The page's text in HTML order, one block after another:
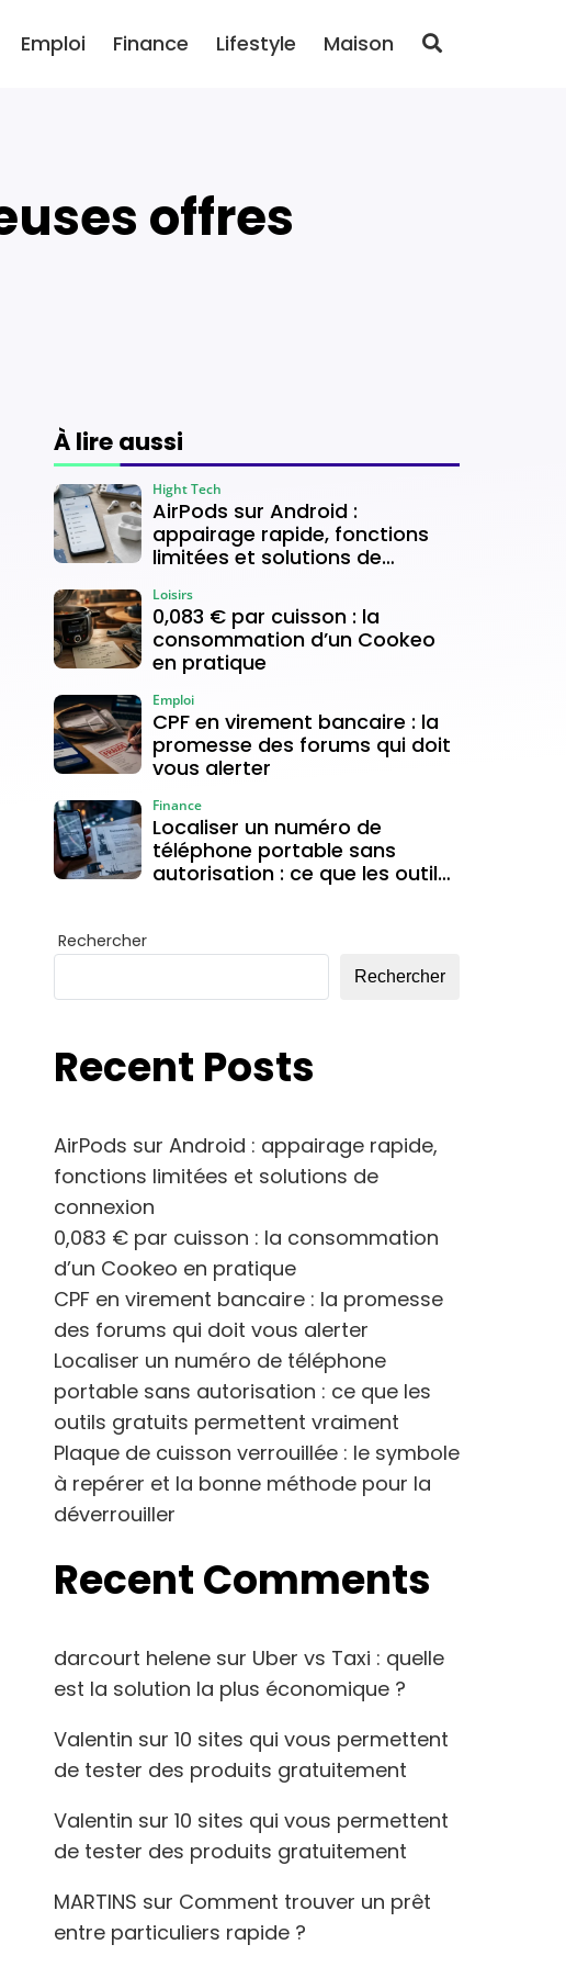
Emploi Finance Lifestyle Maison
À lire aussi
AirPods sur Android :
appairage rapide, fonctions
limitées et solutions de
Hight Tech
0,083 € par cuisson : la
consommation d’un Cookeo
en pratique
Loisirs
CPF en virement bancaire : la
promesse des forums qui doit
vous alerter
Emploi
Localiser un numéro de
téléphone portable sans
autorisation : ce que les outils
Finance
Rechercher
Rechercher
Recent Posts
AirPods sur Android : appairage rapide,
fonctions limitées et solutions de
connexion
0,083 € par cuisson : la consommation
d’un Cookeo en pratique
CPF en virement bancaire : la promesse
des forums qui doit vous alerter
Localiser un numéro de téléphone
portable sans autorisation : ce que les
outils gratuits permettent vraiment
Plaque de cuisson verrouillée : le symbole
à repérer et la bonne méthode pour la
déverrouiller
Recent Comments
darcourt helene sur Uber vs Taxi : quelle
est la solution la plus économique ?
Valentin sur 10 sites qui vous permettent
de tester des produits gratuitement
Valentin sur 10 sites qui vous permettent
de tester des produits gratuitement
MARTINS sur Comment trouver un prêt
entre particuliers rapide ?